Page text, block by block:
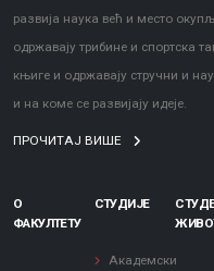
развија наука већ и место
одржавају трибине и спортска
књиге и одржавају стручни и
и на коме се развијају идеје.
ПРОЧИТАЈ ВИШЕ
О
ФАКУЛТЕТУ
СТУДИЈЕ
Академски